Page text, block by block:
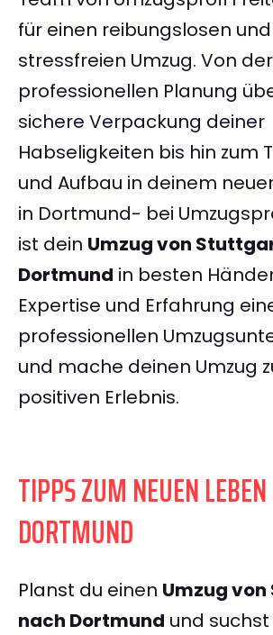
für einen reibungslosen und
stressfreien Umzug. Von der
professionellen Planung
sichere Verpackung deiner
Habseligkeiten bis hin zum
und Aufbau in deinem
in Dortmund- bei
ist dein Umzug von
Dortmund in besten
Expertise und Erfahrung
professionellen
und mache deinen Umzug
positiven Erlebnis.
TIPPS ZUM NEUEN
DORTMUND
Planst du einen Umzug
nach Dortmund und